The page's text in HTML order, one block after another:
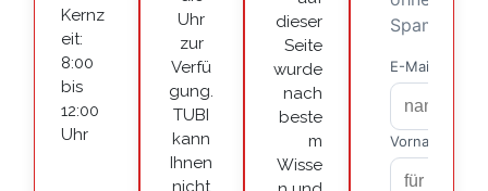
Kernz
eit:
8:00
bis
12:00
Uhr
Uhr
zur
Verfü
gung.
TUBI
kann
Ihnen
nicht
dieser
Seite
wurde
nach
beste
m
Wisse